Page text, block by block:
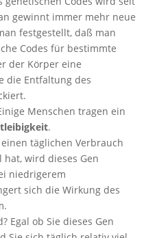
gewinnt immer mehr neue
festgestellt, daß man
Codes für bestimmte
der Körper eine
die Entfaltung des
Menschen tragen ein
.
täglichen Verbrauch
hat, wird dieses Gen
niedrigerem
sich die Wirkung des
Egal ob Sie dieses Gen